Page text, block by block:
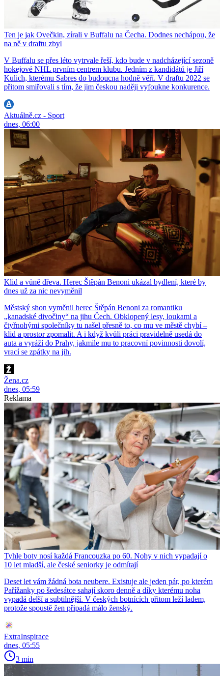
Ten je jak Ovečkin, zírali v Buffalu na Čecha. Dodnes nechápou, že
na ně v draftu zbyl
V Buffalu se přes léto vytrvale řeší, kdo bude v nadcházející sezoně
hokejové NHL prvním centrem klubu. Jedním z kandidátů je Jiří
Kulich, kterému Sabres do budoucna hodně věří. V draftu 2022 se
přitom smiřovali s tím, že jim českou naději vyfoukne konkurence.
Aktuálně.cz - Sport
dnes, 06:00
Klid a vůně dřeva. Herec Štěpán Benoni ukázal bydlení, které by
dnes už za nic nevyměnil
Městský shon vyměnil herec Štěpán Benoni za romantiku
„kanadské divočiny“ na jihu Čech. Obklopený lesy, loukami a
čtyřnohými společníky tu našel přesně to, co mu ve městě chybí –
klid a prostor zpomalit. A i když kvůli práci pravidelně usedá do
auta a vyráží do Prahy, jakmile mu to pracovní povinnosti dovolí,
vrací se zpátky na jih.
Žena.cz
dnes, 05:59
Reklama
Tyhle boty nosí každá Francouzka po 60. Nohy v nich vypadají o
10 let mladší, ale české seniorky je odmítají
Deset let vám žádná bota neubere. Existuje ale jeden pár, po kterém
Pařížanky po šedesátce sahají skoro denně a díky kterému noha
vypadá delší a subtilnější. V českých botnících přitom leží ladem,
protože spoustě žen připadá málo ženský.
ExtraInspirace
dnes, 05:55
3 min